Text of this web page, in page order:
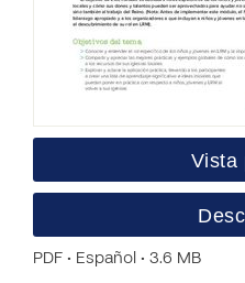
Vista
PDF • Español • 3.6 MB